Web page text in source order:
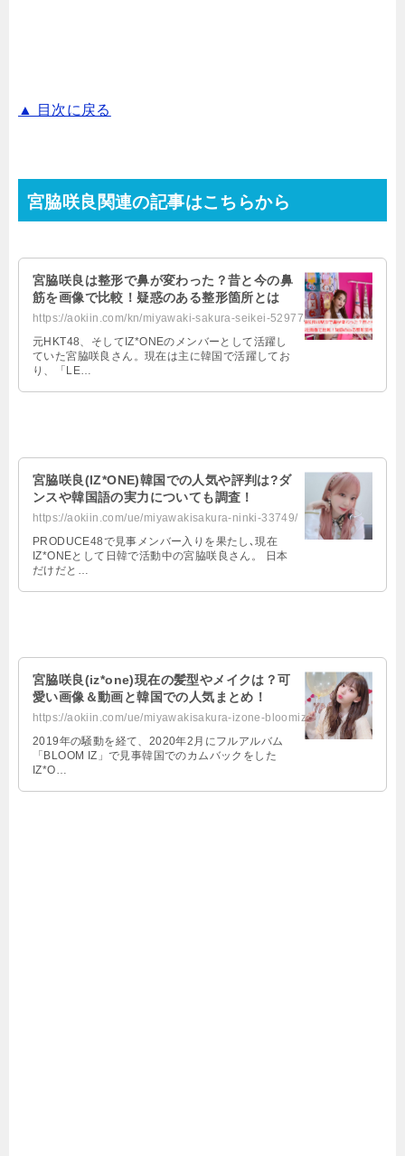
▲ 目次に戻る
宮脇咲良関連の記事はこちらから
宮脇咲良は整形で鼻が変わった？昔と今の鼻
筋を画像で比較！疑惑のある整形箇所とは
https://aokiin.com/kn/miyawaki-sakura-seikei-52977/
元HKT48、そしてIZ*ONEのメンバーとして活躍し
ていた宮脇咲良さん。現在は主に韓国で活躍してお
り、「LE…
宮脇咲良(IZ*ONE)韓国での人気や評判は?ダ
ンスや韓国語の実力についても調査！
https://aokiin.com/ue/miyawakisakura-ninki-33749/
PRODUCE48で見事メンバー入りを果たし､現在
IZ*ONEとして日韓で活動中の宮脇咲良さん。 日本
だけだと…
宮脇咲良(iz*one)現在の髪型やメイクは？可
愛い画像＆動画と韓国での人気まとめ！
https://aokiin.com/ue/miyawakisakura-izone-bloomiz-7476/
2019年の騒動を経て、2020年2月にフルアルバム
「BLOOM IZ」で見事韓国でのカムバックをした
IZ*O…